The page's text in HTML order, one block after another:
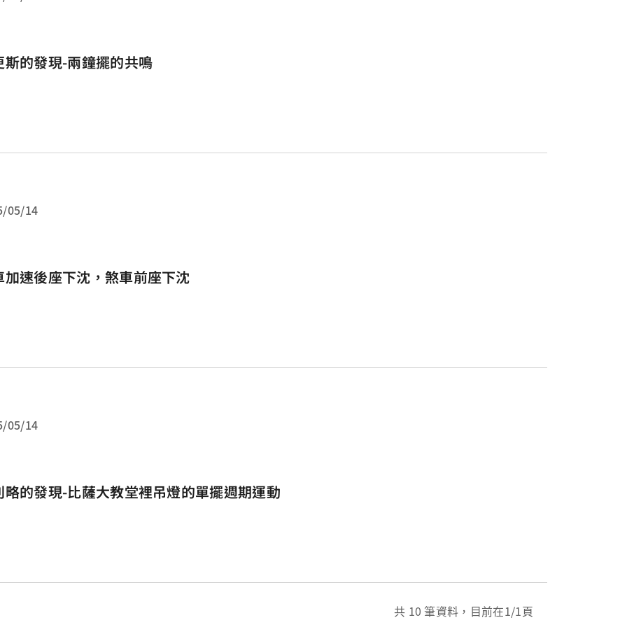
斯的發現-兩鐘擺的共鳴
05/14
加速後座下沈，煞車前座下沈
05/14
略的發現-比薩大教堂裡吊燈的單擺週期運動
共 10 筆資料，目前在1/1頁